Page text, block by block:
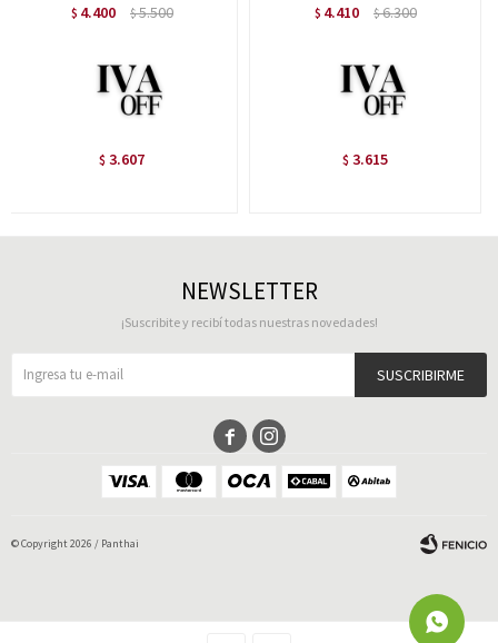
$ 4.400 $5.500
$ 3.607
$ 4.410 $6.300
$ 3.615
NEWSLETTER
¡Suscribite y recibí todas nuestras novedades!
SUSCRIBIRME
 
© Copyright 2026 / Panthai